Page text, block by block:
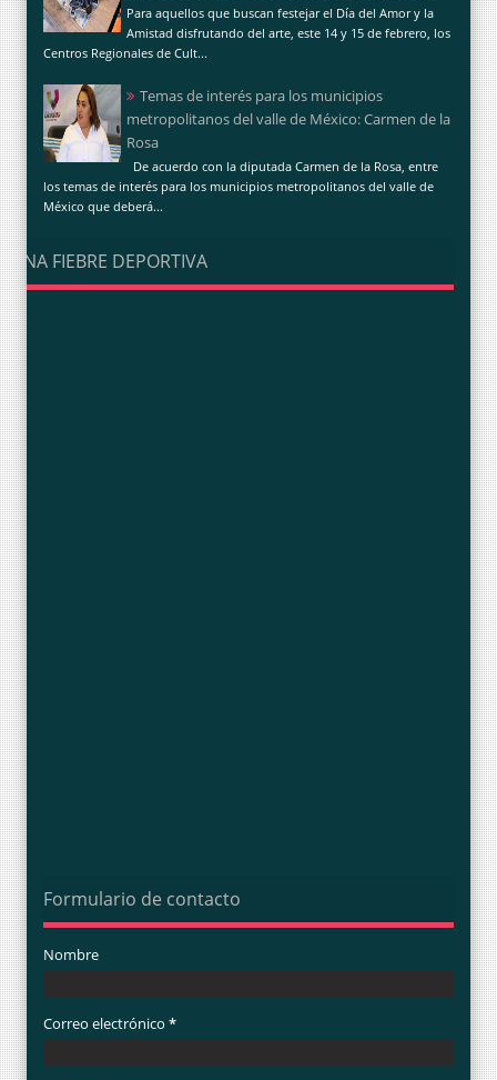
Para aquellos que buscan festejar el Día del Amor y la
Amistad disfrutando del arte, este 14 y 15 de febrero, los
Centros Regionales de Cult...
Temas de interés para los municipios
metropolitanos del valle de México: Carmen de la
Rosa
De acuerdo con la diputada Carmen de la Rosa, entre
los temas de interés para los municipios metropolitanos del valle de
México que deberá...
UNA FIEBRE DEPORTIVA
Formulario de contacto
Nombre
Correo electrónico *